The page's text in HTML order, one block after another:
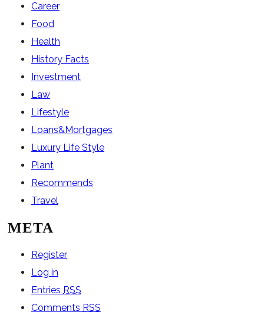
Career
Food
Health
History Facts
Investment
Law
Lifestyle
Loans&Mortgages
Luxury Life Style
Plant
Recommends
Travel
META
Register
Log in
Entries RSS
Comments RSS